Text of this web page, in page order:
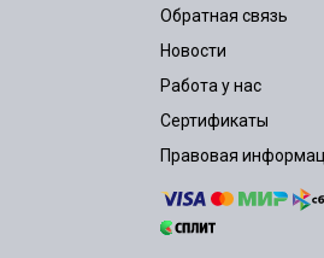
Обратная связь
Новости
Работа у нас
Сертификаты
Правовая